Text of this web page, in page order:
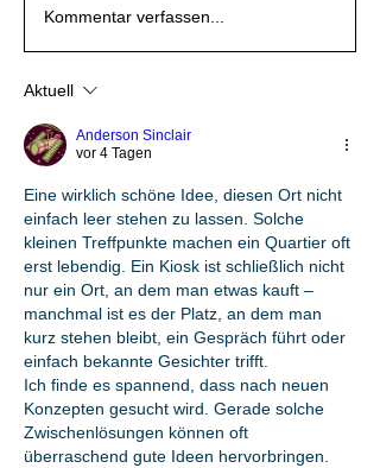
Kommentar verfassen...
Aktuell
Anderson Sinclair
vor 4 Tagen
Eine wirklich schöne Idee, diesen Ort nicht
einfach leer stehen zu lassen. Solche
kleinen Treffpunkte machen ein Quartier oft
erst lebendig. Ein Kiosk ist schließlich nicht
nur ein Ort, an dem man etwas kauft –
manchmal ist es der Platz, an dem man
kurz stehen bleibt, ein Gespräch führt oder
einfach bekannte Gesichter trifft.
Ich finde es spannend, dass nach neuen
Konzepten gesucht wird. Gerade solche
Zwischenlösungen können oft
überraschend gute Ideen hervorbringen.